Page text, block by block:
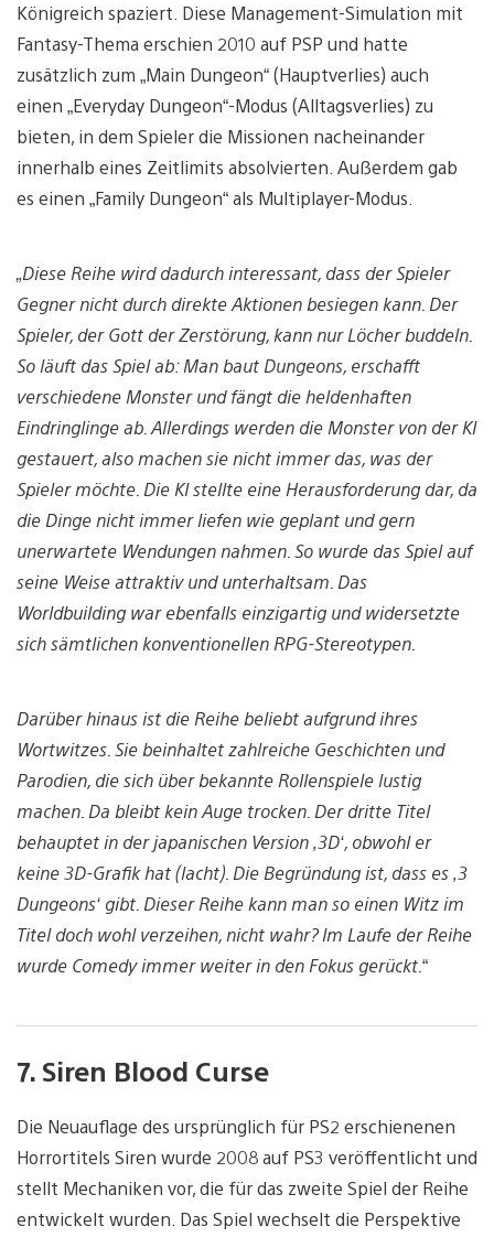
Königreich spaziert. Diese Management-Simulation mit
Fantasy-Thema erschien 2010 auf PSP und hatte
zusätzlich zum „Main Dungeon“ (Hauptverlies) auch
einen „Everyday Dungeon“-Modus (Alltagsverlies) zu
bieten, in dem Spieler die Missionen nacheinander
innerhalb eines Zeitlimits absolvierten. Außerdem gab
es einen „Family Dungeon“ als Multiplayer-Modus.
„Diese Reihe wird dadurch interessant, dass der Spieler
Gegner nicht durch direkte Aktionen besiegen kann. Der
Spieler, der Gott der Zerstörung, kann nur Löcher buddeln.
So läuft das Spiel ab: Man baut Dungeons, erschafft
verschiedene Monster und fängt die heldenhaften
Eindringlinge ab. Allerdings werden die Monster von der KI
gestauert, also machen sie nicht immer das, was der
Spieler möchte. Die KI stellte eine Herausforderung dar, da
die Dinge nicht immer liefen wie geplant und gern
unerwartete Wendungen nahmen. So wurde das Spiel auf
seine Weise attraktiv und unterhaltsam. Das
Worldbuilding war ebenfalls einzigartig und widersetzte
sich sämtlichen konventionellen RPG-Stereotypen.
Darüber hinaus ist die Reihe beliebt aufgrund ihres
Wortwitzes. Sie beinhaltet zahlreiche Geschichten und
Parodien, die sich über bekannte Rollenspiele lustig
machen. Da bleibt kein Auge trocken. Der dritte Titel
behauptet in der japanischen Version ‚3D‘, obwohl er
keine 3D-Grafik hat (lacht). Die Begründung ist, dass es ‚3
Dungeons‘ gibt. Dieser Reihe kann man so einen Witz im
Titel doch wohl verzeihen, nicht wahr? Im Laufe der Reihe
wurde Comedy immer weiter in den Fokus gerückt.“
7. Siren Blood Curse
Die Neuauflage des ursprünglich für PS2 erschienenen
Horrortitels Siren wurde 2008 auf PS3 veröffentlicht und
stellt Mechaniken vor, die für das zweite Spiel der Reihe
entwickelt wurden. Das Spiel wechselt die Perspektive